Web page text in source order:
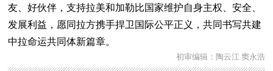
友、好伙伴，支持拉美和加勒比国家维护自身主权、安全、
发展利益，愿同拉方携手捍卫国际公平正义，共同书写共建
中拉命运共同体新篇章。
初审编辑：陶云江 窦永浩